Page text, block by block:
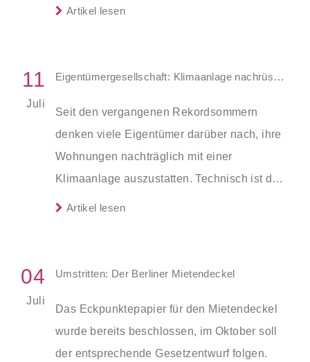
ihre Gültigkeit verlieren. Die ersten
Gültigkeit.
Artikel lesen
11
Juli
Eigentümergesellschaft: Klimaanlage nachrüsten
Seit den vergangenen Rekordsommern
denken viele Eigentümer darüber nach, ihre
Wohnungen nachträglich mit einer
Klimaanlage auszustatten. Technisch ist das
kein Problem, doch gerade bei
nötig. Um böse Überraschungen zu
Versammlung genehmigt werden.
Artikel lesen
04
Juli
Umstritten: Der Berliner Mietendeckel
Das Eckpunktepapier für den Mietendeckel
wurde bereits beschlossen, im Oktober soll
der entsprechende Gesetzentwurf folgen.